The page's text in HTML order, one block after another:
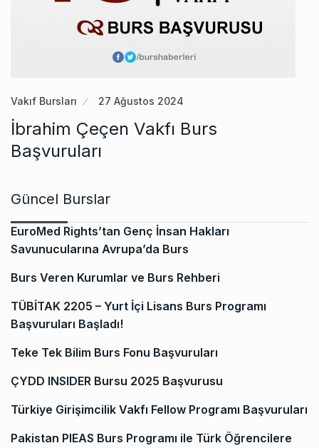
Vakıf Bursları 27 Ağustos 2024
İbrahim Çeçen Vakfı Burs
Başvuruları
Güncel Burslar
EuroMed Rights’tan Genç İnsan Hakları
Savunucularına Avrupa’da Burs
Burs Veren Kurumlar ve Burs Rehberi
TÜBİTAK 2205 – Yurt İçi Lisans Burs Programı
Başvuruları Başladı!
Teke Tek Bilim Burs Fonu Başvuruları
ÇYDD INSIDER Bursu 2025 Başvurusu
Türkiye Girişimcilik Vakfı Fellow Programı Başvuruları
Pakistan PIEAS Burs Programı ile Türk Öğrencilere